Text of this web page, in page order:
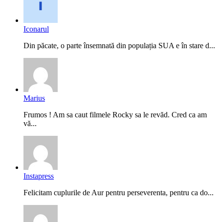
Iconarul
Din păcate, o parte însemnată din populația SUA e în stare d...
Marius
Frumos ! Am sa caut filmele Rocky sa le revăd. Cred ca am
vă...
Instapress
Felicitam cuplurile de Aur pentru perseverenta, pentru ca do...